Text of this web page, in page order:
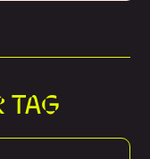
TAG